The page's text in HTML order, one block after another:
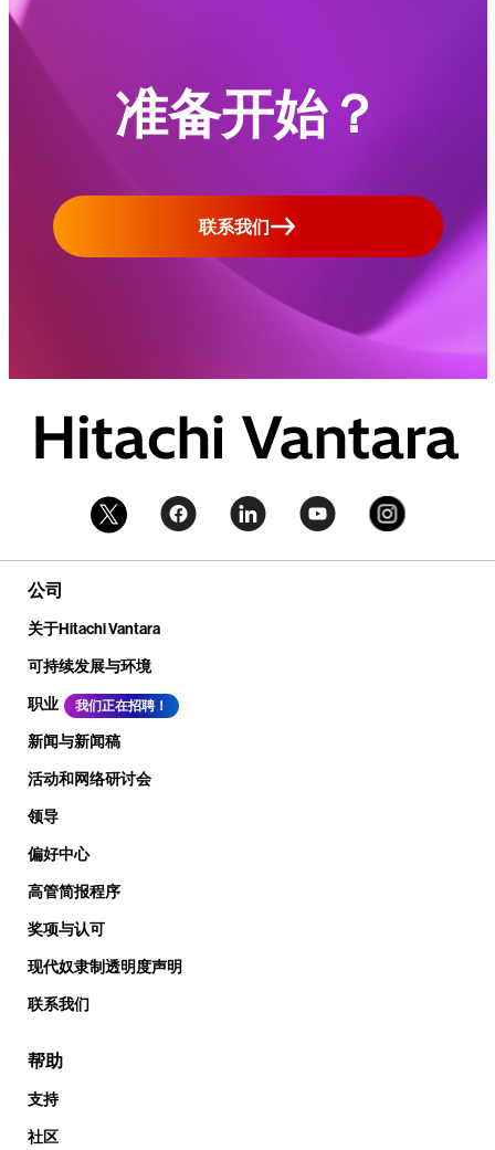
准备开始？
联系我们
公司
关于Hitachi Vantara
可持续发展与环境
职业
我们正在招聘！
新闻与新闻稿
活动和网络研讨会
领导
偏好中心
高管简报程序
奖项与认可
现代奴隶制透明度声明
联系我们
帮助
支持
社区